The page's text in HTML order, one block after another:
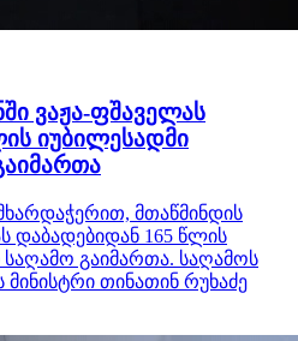
ვაჟა-ფშაველას
იუბილესადმი
მთაწმინდის
დაბადებიდან 165 წლის
გაიმართა. საღამოს
თინათინ რუხაძე